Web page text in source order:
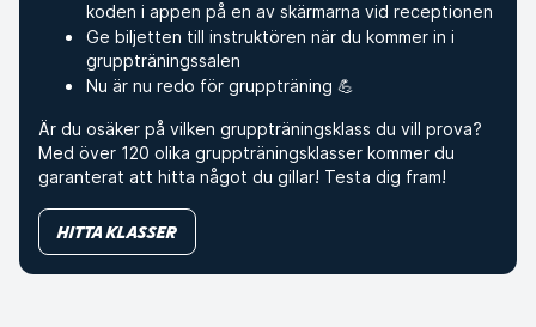
koden i appen på en av skärmarna vid receptionen
Ge biljetten till instruktören när du kommer in i
gruppträningssalen
Nu är nu redo för gruppträning 💪
Är du osäker på vilken gruppträningsklass du vill prova?
Med över 120 olika gruppträningsklasser kommer du
garanterat att hitta något du gillar! Testa dig fram!
Hitta klasser